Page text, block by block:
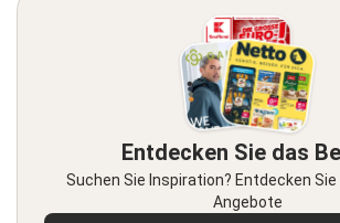
Entdecken Sie das
Suchen Sie Inspiration? Entdecken
Angebote